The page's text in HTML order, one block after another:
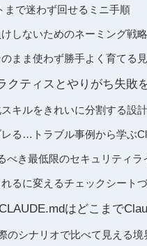
まで迷わず回せるミニ手順
しないためのネーミング戦略
まま使わず勝手よく育てる
クティスとやりがち失敗
キルをきれいに分割する設
る…トラブル事例から学ぶ
べき最低限のセキュリティラ
るに変えるチェックシート
はどこまで
のシナリオで比べて見える境